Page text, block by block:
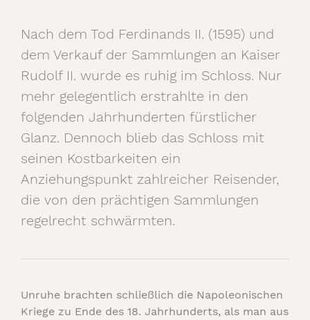
Nach dem Tod Ferdinands II. (1595) und
dem Verkauf der Sammlungen an Kaiser
Rudolf II. wurde es ruhig im Schloss. Nur
mehr gelegentlich erstrahlte in den
folgenden Jahrhunderten fürstlicher
Glanz. Dennoch blieb das Schloss mit
seinen Kostbarkeiten ein
Anziehungspunkt zahlreicher Reisender,
die von den prächtigen Sammlungen
regelrecht schwärmten.
Unruhe brachten schließlich die Napoleonischen
Kriege zu Ende des 18. Jahrhunderts, als man aus